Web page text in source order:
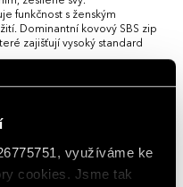
využíváme ke
cookies. Jsme tak
funkčnost s ženským
Dominantní kovový SBS zip
zajišťují vysoký standard
náplety na rukávech i v pase
před nepříjemným průvanem.
potiskem dle vašich